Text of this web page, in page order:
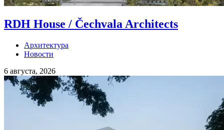
RDH House / Čechvala Architects
Архитектура
Новости
6 августа, 2026